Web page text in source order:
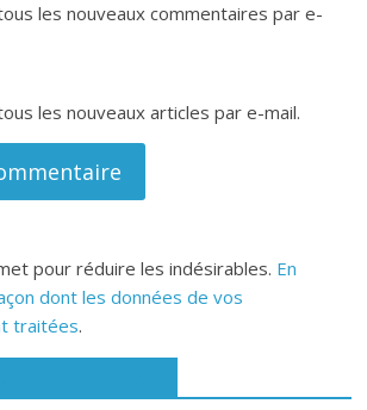
les nouveaux commentaires par e-
les nouveaux articles par e-mail.
pour réduire les indésirables. En
dont les données de vos
traitées.